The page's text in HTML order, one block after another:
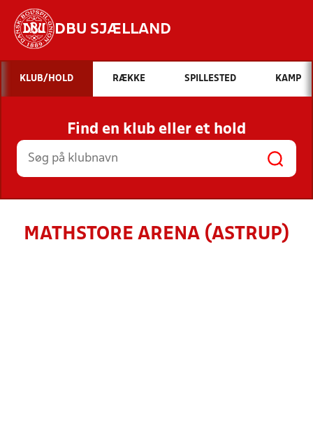
DBU SJÆLLAND
Hvad vil du søge efter?
INDHOLD OG NYHEDER
STILLINGER, RESULTATER, KLUBBER OG
HOLD
KLUB/HOLD RÆKKE SPILLESTED KAMP
Find en klub eller et hold
MATHSTORE ARENA (ASTRUP)